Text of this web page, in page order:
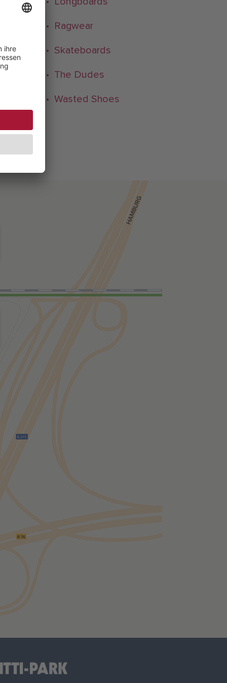
• Ragwear
• Skateboards
• The Dudes
• Wasted Shoes